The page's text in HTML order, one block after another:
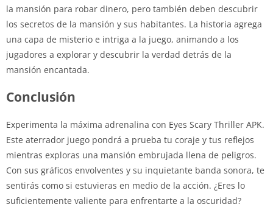
la mansión para robar dinero, pero también deben descubrir
los secretos de la mansión y sus habitantes. La historia agrega
una capa de misterio e intriga a la juego, animando a los
jugadores a explorar y descubrir la verdad detrás de la
mansión encantada.
Conclusión
Experimenta la máxima adrenalina con Eyes Scary Thriller APK.
Este aterrador juego pondrá a prueba tu coraje y tus reflejos
mientras exploras una mansión embrujada llena de peligros.
Con sus gráficos envolventes y su inquietante banda sonora, te
sentirás como si estuvieras en medio de la acción. ¿Eres lo
suficientemente valiente para enfrentarte a la oscuridad?